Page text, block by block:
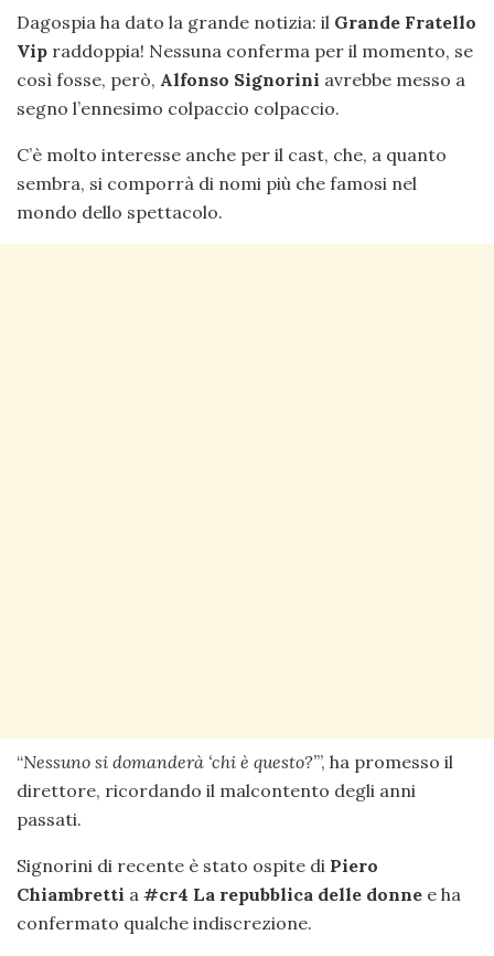
Dagospia ha dato la grande notizia: il Grande Fratello
Vip raddoppia! Nessuna conferma per il momento, se
così fosse, però, Alfonso Signorini avrebbe messo a
segno l’ennesimo colpaccio colpaccio.
C’è molto interesse anche per il cast, che, a quanto
sembra, si comporrà di nomi più che famosi nel
mondo dello spettacolo.
“Nessuno si domanderà ‘chi è questo?’”, ha promesso il
direttore, ricordando il malcontento degli anni
passati.
Signorini di recente è stato ospite di Piero
Chiambretti a #cr4 La repubblica delle donne e ha
confermato qualche indiscrezione.